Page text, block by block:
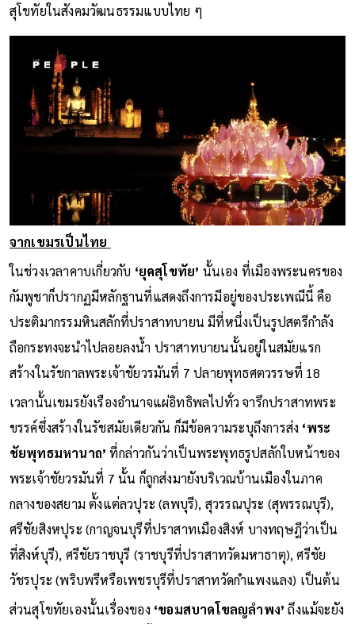
สุโขทัยในสังคมวัฒนธรรมแบบไทย ๆ
จากเขมรเป็นไทย
ในช่วงเวลาคาบเกี่ยวกับ ‘ยุคสุโขทัย’ นั้นเอง ที่เมืองพระนครของ
กัมพูชาก็ปรากฏมีหลักฐานที่แสดงถึงการมีอยู่ของประเพณีนี้ คือ
ประติมากรรมหินสลักที่ปราสาทบายน มีที่หนึ่งเป็นรูปสตรีกำลัง
ถือกระทงจะนำไปลอยลงน้ำ ปราสาทบายนนั้นอยู่ในสมัยแรก
สร้างในรัชกาลพระเจ้าชัยวรมันที่ 7 ปลายพุทธศตวรรษที่ 18
เวลานั้นเขมรยังเรืองอำนาจแผ่อิทธิพลไปทั่ว จารึกปราสาทพระ
ขรรค์ซึ่งสร้างในรัชสมัยเดียวกัน ก็มีข้อความระบุถึงการส่ง ‘พระ
ชัยพุทธมหานาถ’ ที่กล่าวกันว่าเป็นพระพุทธรูปสลักใบหน้าของ
พระเจ้าชัยวรมันที่ 7 นั้น ก็ถูกส่งมายังบริเวณบ้านเมืองในภาค
กลางของสยาม ตั้งแต่ลวปุระ (ลพบุรี), สุวรรณปุระ (สุพรรณบุรี),
ศรีชัยสิงหปุระ (กาญจนบุรีที่ปราสาทเมืองสิงห์ บางทฤษฎีว่าเป็น
ที่สิงห์บุรี), ศรีชัยราชบุรี (ราชบุรีที่ปราสาทวัดมหาธาตุ), ศรีชัย
วัชรปุระ (พริบพรีหรือเพชรบุรีที่ปราสาทวัดกำแพงแลง) เป็นต้น
ส่วนสุโขทัยเองนั้นเรื่องของ ‘ขอมสบาดโขลญลำพง’ถึงแม้จะยัง